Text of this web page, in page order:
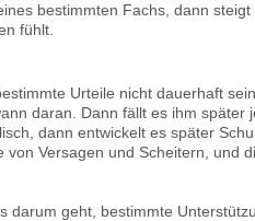
bestimmten Fachs, dann
fühlt.
Urteile nicht dauerhaft
daran. Dann fällt es ihm
dann entwickelt es später
Versagen und Scheitern, und
darum geht, bestimmte